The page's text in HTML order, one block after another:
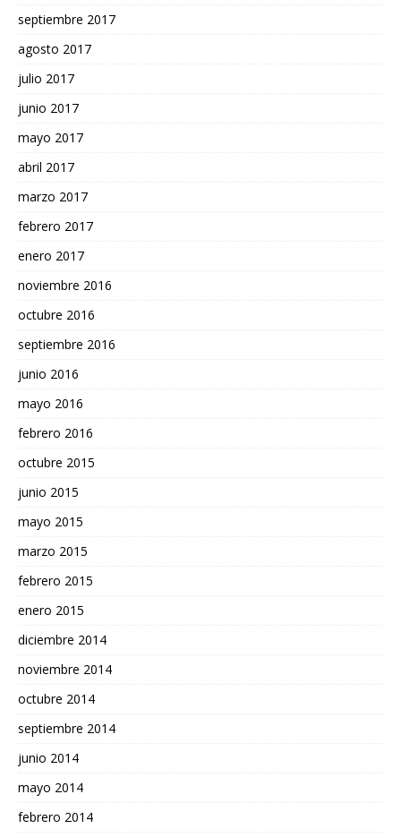
septiembre 2017
agosto 2017
julio 2017
junio 2017
mayo 2017
abril 2017
marzo 2017
febrero 2017
enero 2017
noviembre 2016
octubre 2016
septiembre 2016
junio 2016
mayo 2016
febrero 2016
octubre 2015
junio 2015
mayo 2015
marzo 2015
febrero 2015
enero 2015
diciembre 2014
noviembre 2014
octubre 2014
septiembre 2014
junio 2014
mayo 2014
febrero 2014